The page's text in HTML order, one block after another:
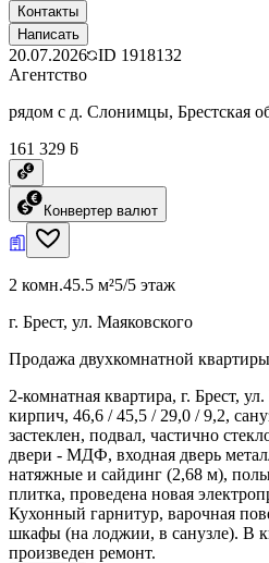
Контакты
Написать
20.07.2026 ID 1918132
Агентство
рядом с д. Слонимцы, Брестская
161 329 ƃ
Конвертер валют
2 комн.45.5 м²5/5 этаж
г. Брест, ул. Маяковского
Продажа двухкомнатной
2-комнатная квартира, г. Брест,
кирпич, 46,6 / 45,5 / 29,0 / 9,2,
застеклен, подвал, частично
двери - МДФ, входная дверь
натяжные и сайдинг (2,68 м),
плитка, проведена новая
Кухонный гарнитур, варочная
шкафы (на лоджии, в санузле). В
произведен ремонт.